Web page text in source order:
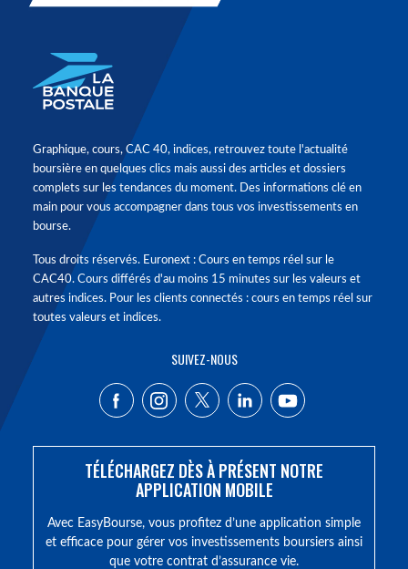
Graphique, cours, CAC 40, indices, retrouvez toute l'actualité
boursière en quelques clics mais aussi des articles et dossiers
complets sur les tendances du moment. Des informations clé en
main pour vous accompagner dans tous vos investissements en
bourse.
Tous droits réservés. Euronext : Cours en temps réel sur le
CAC40. Cours différés d'au moins 15 minutes sur les valeurs et
autres indices. Pour les clients connectés : cours en temps réel sur
toutes valeurs et indices.
SUIVEZ-NOUS
TÉLÉCHARGEZ DÈS À PRÉSENT NOTRE
APPLICATION MOBILE
Avec EasyBourse, vous profitez d’une application simple
et efficace pour gérer vos investissements boursiers ainsi
que votre contrat d’assurance vie.